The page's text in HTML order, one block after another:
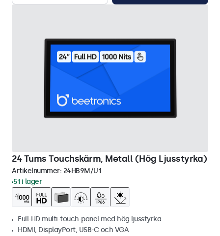
24 Tums Touchskärm, Metall (Hög Ljusstyrka)
Artikelnummer: 24HB9M/U1
51 i lager
Full-HD multi-touch-panel med hög ljusstyrka
HDMI, DisplayPort, USB-C och VGA